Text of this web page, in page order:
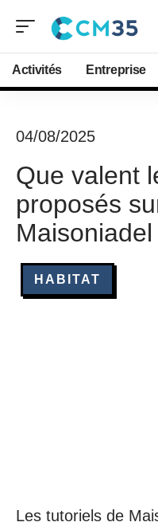
Activités Entreprise
04/08/2025
Que valent
proposés
Maisoniadel
HABITAT
Les tutoriels de